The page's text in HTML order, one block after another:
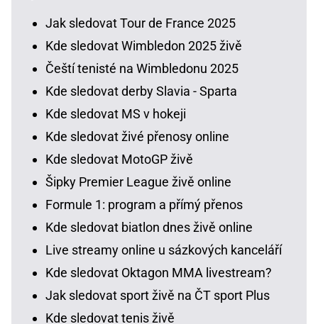
Jak sledovat Tour de France 2025
Kde sledovat Wimbledon 2025 živě
Čeští tenisté na Wimbledonu 2025
Kde sledovat derby Slavia - Sparta
Kde sledovat MS v hokeji
Kde sledovat živé přenosy online
Kde sledovat MotoGP živě
Šipky Premier League živě online
Formule 1: program a přímý přenos
Kde sledovat biatlon dnes živě online
Live streamy online u sázkových kanceláří
Kde sledovat Oktagon MMA livestream?
Jak sledovat sport živě na ČT sport Plus
Kde sledovat tenis živě